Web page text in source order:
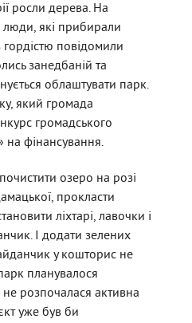
росли дерева. На
люди, які прибирали
гордістю повідомили
занедбаній та
облаштувати парк.
який громада
громадського
фінансування.
озеро на розі
прокласти
ліхтарі, лавочки і
І додати зелених
у кошторис не
планувалося
не розпочалася активна
уже був би